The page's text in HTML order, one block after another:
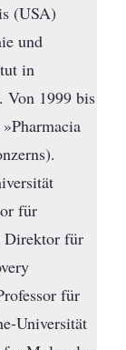
(USA)
und
in
Von 1999 bis
für
Direktor für
für
Universität